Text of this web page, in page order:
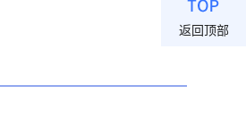
返回顶部